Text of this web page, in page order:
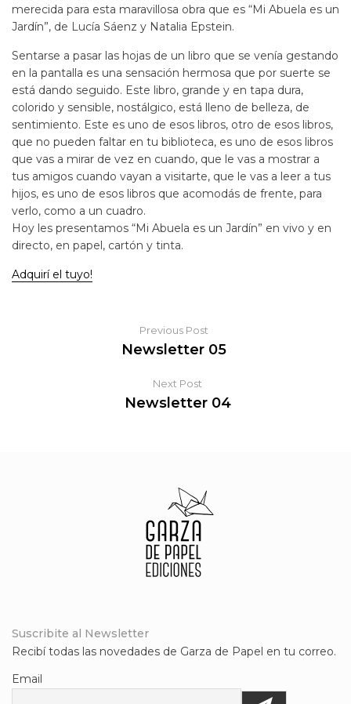
merecida para esta maravillosa obra que es “Mi Abuela es un
Jardín”, de Lucía Sáenz y Natalia Epstein.
Sentarse a pasar las hojas de un libro que se venía gestando
en la pantalla es una sensación hermosa que por suerte se
está dando seguido. Este libro, grande y en tapa dura,
colorido y sensible, nostálgico, está lleno de belleza, de
sentimiento. Este es uno de esos libros, otro de esos libros,
que no pueden faltar en tu biblioteca, es uno de esos libros
que vas a mirar de vez en cuando, que le vas a mostrar a
tus amigos cuando vayan a visitarte, que le vas a leer a tus
hijos, es uno de esos libros que acomodás de frente, para
verlo, como a un cuadro.
Hoy les presentamos “Mi Abuela es un Jardín” en vivo y en
directo, en papel, cartón y tinta.
Adquirí el tuyo!
Previous Post
Newsletter 05
Next Post
Newsletter 04
Suscribite al Newsletter
Recibí todas las novedades de Garza de Papel en tu correo.
Email